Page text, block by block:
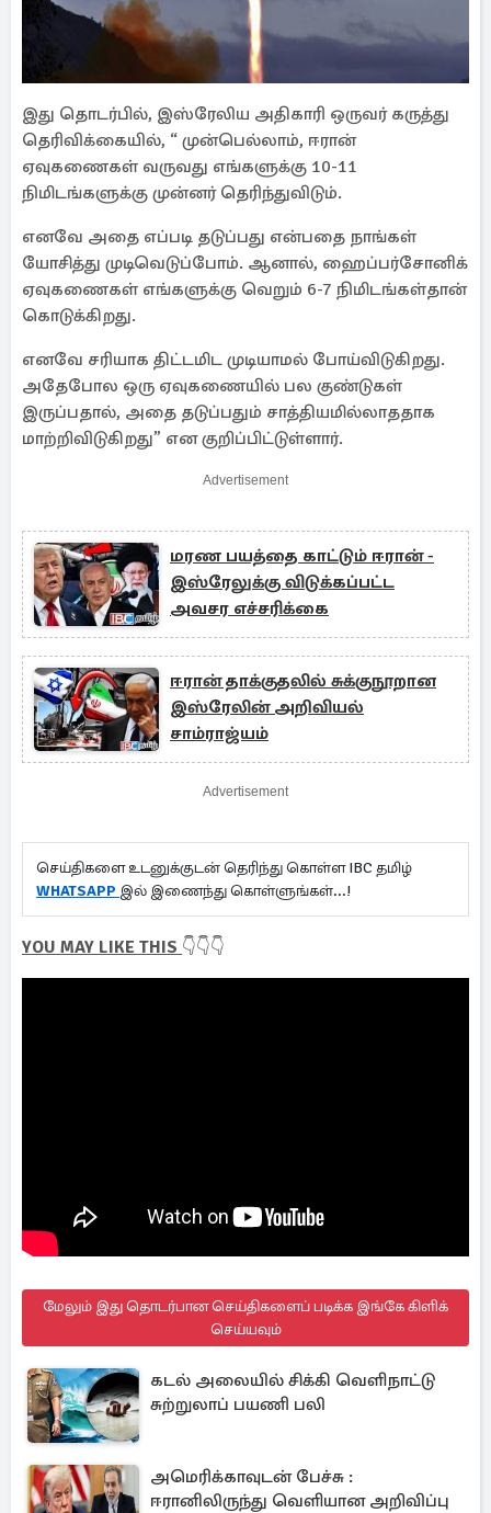
இது தொடர்பில், இஸ்ரேலிய அதிகாரி ஒருவர் கருத்து
தெரிவிக்கையில், “ முன்பெல்லாம், ஈரான்
ஏவுகணைகள் வருவது எங்களுக்கு 10-11
நிமிடங்களுக்கு முன்னர் தெரிந்துவிடும்.
எனவே அதை எப்படி தடுப்பது என்பதை நாங்கள்
யோசித்து முடிவெடுப்போம். ஆனால், ஹைப்பர்சோனிக்
ஏவுகணைகள் எங்களுக்கு வெறும் 6-7 நிமிடங்கள்தான்
கொடுக்கிறது.
எனவே சரியாக திட்டமிட முடியாமல் போய்விடுகிறது.
அதேபோல ஒரு ஏவுகணையில் பல குண்டுகள்
இருப்பதால், அதை தடுப்பதும் சாத்தியமில்லாததாக
மாற்றிவிடுகிறது” என குறிப்பிட்டுள்ளார்.
Advertisement
மரண பயத்தை காட்டும் ஈரான் -
இஸ்ரேலுக்கு விடுக்கப்பட்ட
அவசர எச்சரிக்கை
ஈரான் தாக்குதலில் சுக்குநூறான
இஸ்ரேலின் அறிவியல்
சாம்ராஜ்யம்
Advertisement
செய்திகளை உடனுக்குடன் தெரிந்து கொள்ள IBC தமிழ்
WHATSAPP இல் இணைந்து கொள்ளுங்கள்...!
YOU MAY LIKE THIS 👇👇👇
மேலும் இது தொடர்பான செய்திகளைப் படிக்க இங்கே கிளிக்
செய்யவும்
கடல் அலையில் சிக்கி வெளிநாட்டு
சுற்றுலாப் பயணி பலி
அமெரிக்காவுடன் பேச்சு :
ஈரானிலிருந்து வெளியான அறிவிப்பு